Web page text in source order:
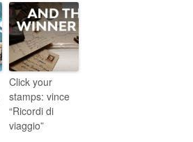
Click your
stamps: vince
“Ricordi di
viaggio”